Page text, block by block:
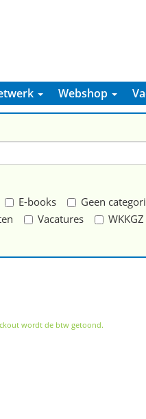
Webshop
E-books Geen
Vacatures WKKGZ
wordt de btw getoond.